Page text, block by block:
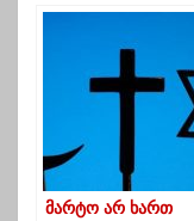
მარტო არ ხართ